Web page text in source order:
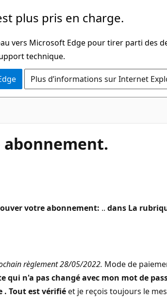
plus pris en charge.
vers Microsoft Edge pour tirer parti des
technique.
Plus d’informations sur Internet
votre abonnement: .. dans La
règlement 28/05/2022. Mode de
qui n'a pas changé avec mon mot de
. Tout est vérifiéet je reçois toujours le